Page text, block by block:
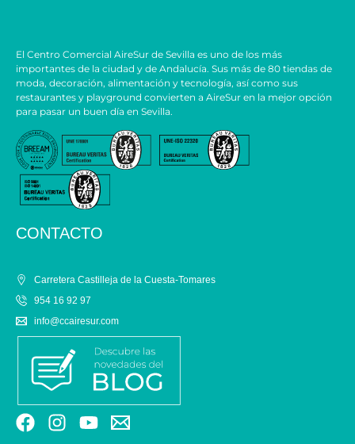
El Centro Comercial AireSur de Sevilla es uno de los más
importantes de la ciudad y de Andalucía. Sus más de 80 tiendas de
moda, decoración, alimentación y tecnología, así como sus
restaurantes y playground convierten a AireSur en la mejor opción
para pasar un buen día en Sevilla.
CONTACTO
Carretera Castilleja de la Cuesta-Tomares
954 16 92 97
info@ccairesur.com